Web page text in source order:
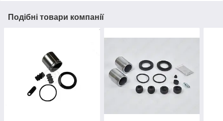
Подібні товари компанії